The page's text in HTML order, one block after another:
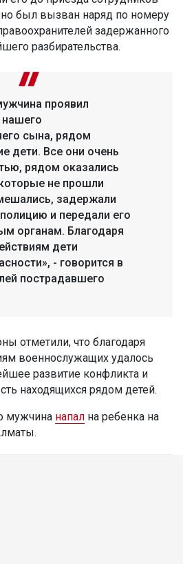
был вызван наряд по номеру
задержанного
разбирательства.
проявил
нашего
сына, рядом
дети. Все они очень
рядом оказались
не прошли
задержали
и передали его
органам. Благодаря
дети
- говорится в
пострадавшего
отметили, что благодаря
военнослужащих удалось
развитие конфликта и
находящихся рядом детей.
мужчина напал на ребенка на